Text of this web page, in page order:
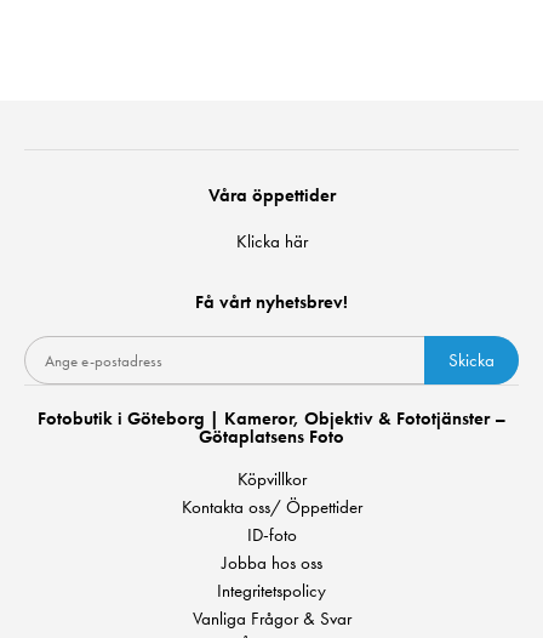
Våra öppettider
Klicka här
Få vårt nyhetsbrev!
Skicka
Fotobutik i Göteborg | Kameror, Objektiv & Fototjänster –
Götaplatsens Foto
Köpvillkor
Kontakta oss/ Öppettider
ID-foto
Jobba hos oss
Integritetspolicy
Vanliga Frågor & Svar